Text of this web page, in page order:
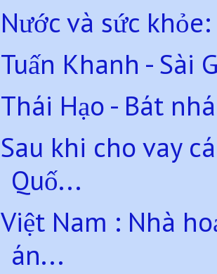
Nước và sức
Tuấn Khanh - Sài
Thái Hạo - Bát
Sau khi cho vay
Quố...
Việt Nam : Nhà
án...